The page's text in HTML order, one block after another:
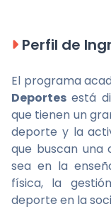
Perfil de
El programa
Deportes está
que tienen un
deporte y la
que buscan
sea en la
física, la
deporte en la